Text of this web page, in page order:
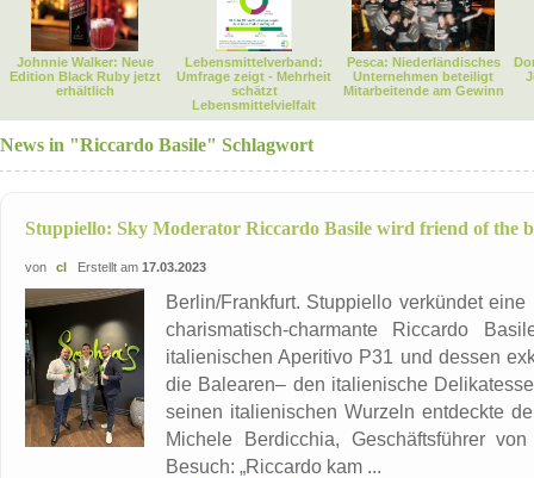
Johnnie Walker: Neue
Edition Black Ruby jetzt
erhältlich
Lebensmittelverband:
Umfrage zeigt - Mehrheit
schätzt
Lebensmittelvielfalt
Pesca: Niederländisches
Unternehmen beteiligt
Mitarbeitende am Gewinn
News in "Riccardo Basile" Schlagwort
Stuppiello: Sky Moderator Riccardo Basile wird friend of the
von cl Erstellt am 17.03.2023
Berlin/Frankfurt. Stuppiello verkündet
charismatisch-charmante Riccardo
italienischen Aperitivo P31 und dessen
die Balearen– den italienische
seinen italienischen Wurzeln entdeckte
Michele Berdicchia, Geschäftsführer
Besuch: „Riccardo kam ...